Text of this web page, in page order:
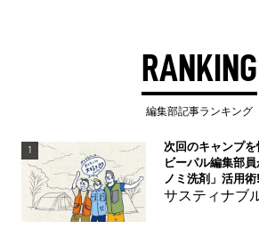
RANKING
編集部記事ランキング
1
次回のキャンプを
ビーパル編集部
ノミ洗剤」活用術
サスティナブ